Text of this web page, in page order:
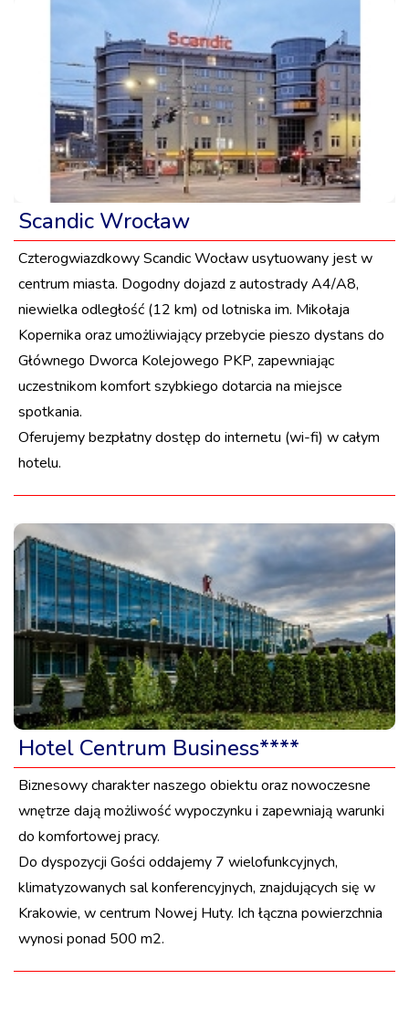
Scandic Wrocław
Czterogwiazdkowy Scandic Wocław usytuowany jest w
centrum miasta. Dogodny dojazd z autostrady A4/A8,
niewielka odległość (12 km) od lotniska im. Mikołaja
Kopernika oraz umożliwiający przebycie pieszo dystans do
Głównego Dworca Kolejowego PKP, zapewniając
uczestnikom komfort szybkiego dotarcia na miejsce
spotkania.
Oferujemy bezpłatny dostęp do internetu (wi-fi) w całym
hotelu.
Hotel Centrum Business****
Biznesowy charakter naszego obiektu oraz nowoczesne
wnętrze dają możliwość wypoczynku i zapewniają warunki
do komfortowej pracy.
Do dyspozycji Gości oddajemy 7 wielofunkcyjnych,
klimatyzowanych sal konferencyjnych, znajdujących się w
Krakowie, w centrum Nowej Huty. Ich łączna powierzchnia
wynosi ponad 500 m2.